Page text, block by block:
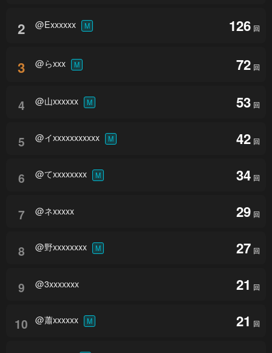
2 @Exxxxxx M 126 回
3 @らxxx M 72 回
4 @山xxxxxx M 53 回
5 @イxxxxxxxxxxx M 42 回
6 @てxxxxxxxx M 34 回
7 @ネxxxxx 29 回
8 @野xxxxxxxx M 27 回
9 @3xxxxxxx 21 回
10 @蕭xxxxxx M 21 回